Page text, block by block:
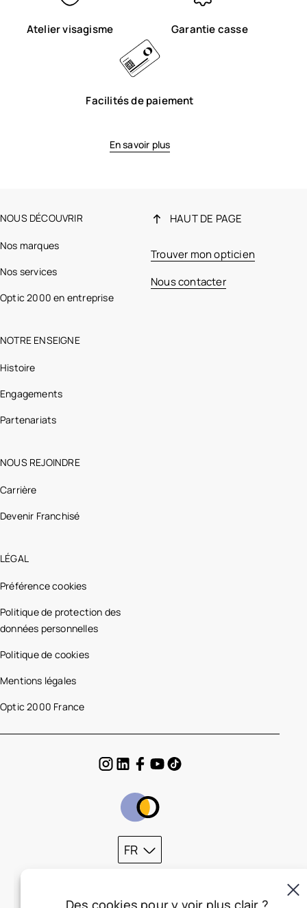
Atelier visagisme Garantie casse
Facilités de paiement
En savoir plus
NOUS DÉCOUVRIR
Nos marques
Nos services
Optic 2000 en entreprise
NOTRE ENSEIGNE
Histoire
Engagements
Partenariats
NOUS REJOINDRE
Carrière
Devenir Franchisé
LÉGAL
Préférence cookies
Politique de protection des
données personnelles
Politique de cookies
Mentions légales
Optic 2000 France
HAUT DE PAGE
Trouver mon opticien
Nous contacter
FR
Des cookies pour y voir plus clair ?